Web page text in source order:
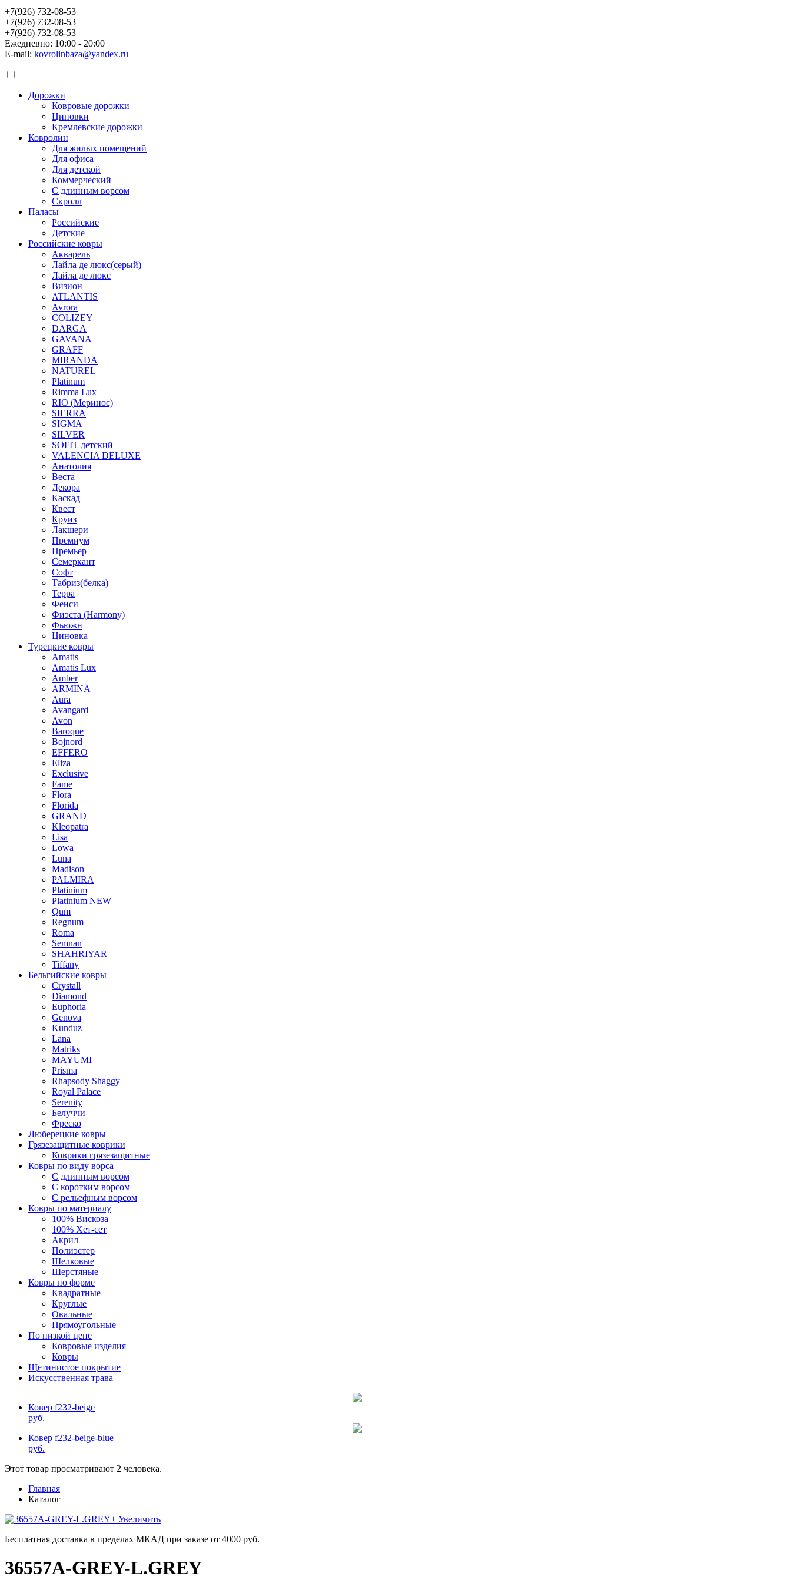
+7(926) 732-08-53
+7(926) 732-08-53
+7(926) 732-08-53
Ежедневно: 10:00 - 20:00
E-mail: kovrolinbaza@yandex.ru
Дорожки
Ковровые дорожки
Циновки
Кремлевские дорожки
Ковролин
Для жилых помещений
Для офиса
Для детской
Коммерческий
С длинным ворсом
Скролл
Паласы
Российские
Детские
Российские ковры
Акварель
Лайла де люкс(серый)
Лайла де люкс
Визион
ATLANTIS
Avrora
COLIZEY
DARGA
GAVANA
GRAFF
MIRANDA
NATUREL
Platinum
Rimma Lux
RIO (Меринос)
SIERRA
SIGMA
SILVER
SOFIT детский
VALENCIA DELUXE
Анатолия
Веста
Декора
Каскад
Квест
Круиз
Лакшери
Премиум
Премьер
Семеркант
Софт
Табриз(белка)
Терра
Фенси
Фиэста (Harmony)
Фьюжн
Циновка
Турецкие ковры
Amatis
Amatis Lux
Amber
ARMINA
Aura
Avangard
Avon
Baroque
Bojnord
EFFERO
Eliza
Exclusive
Fame
Flora
Florida
GRAND
Kleopatra
Lisa
Lowa
Luna
Madison
PALMIRA
Platinium
Platinium NEW
Qum
Regnum
Roma
Semnan
SHAHRIYAR
Tiffany
Бельгийские ковры
Crystall
Diamond
Euphoria
Genova
Kunduz
Lana
Matriks
MAYUMI
Prisma
Rhapsody Shaggy
Royal Palace
Serenity
Белуччи
Фреско
Люберецкие ковры
Грязезащитные коврики
Коврики грязезащитные
Ковры по виду ворса
С длинным ворсом
С коротким ворсом
С рельефным ворсом
Ковры по материалу
100% Вискоза
100% Хет-сет
Акрил
Полиэстер
Шелковые
Шерстяные
Ковры по форме
Квадратные
Круглые
Овальные
Прямоугольные
По низкой цене
Ковровые изделия
Ковры
Щетинистое покрытие
Искусственная трава
Ковер f232-beige
руб.
Ковер f232-beige-blue
руб.
Этот товар просматривают 2 человека.
Главная
Каталог
+ Увеличить
Бесплатная доставка в пределах МКАД при заказе от 4000 руб.
36557A-GREY-L.GREY